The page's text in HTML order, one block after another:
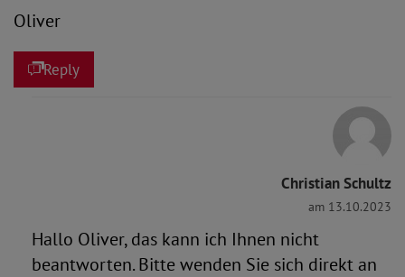
Oliver
Reply
Christian Schultz
am 13.10.2023
Hallo Oliver, das kann ich Ihnen nicht
beantworten. Bitte wenden Sie sich direkt an